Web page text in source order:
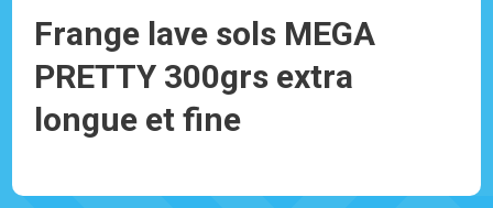
Frange lave sols MEGA
PRETTY 300grs extra
longue et fine